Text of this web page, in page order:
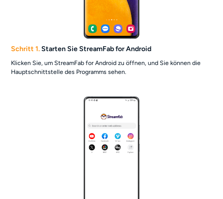
Schritt 1.Starten Sie StreamFab for Android
Klicken Sie, um StreamFab for Android zu öffnen, und Sie können die
Hauptschnittstelle des Programms sehen.